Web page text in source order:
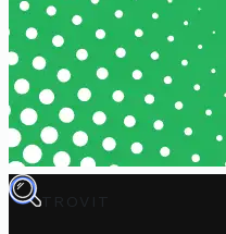
TROVIT